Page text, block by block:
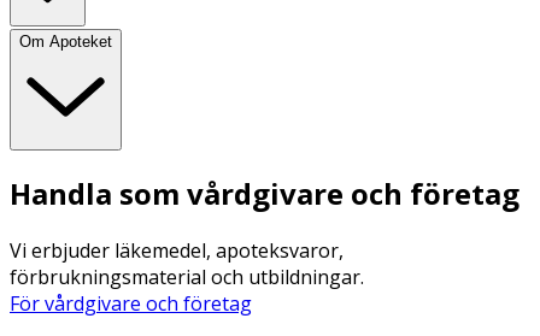
Om Apoteket
Handla som vårdgivare och företag
Vi erbjuder läkemedel, apoteksvaror,
förbrukningsmaterial och utbildningar.
För vårdgivare och företag